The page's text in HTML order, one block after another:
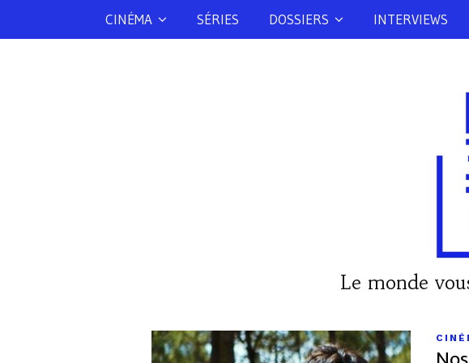
CINÉMA SÉRIES DOSSIERS INTERVIEWS
Le monde